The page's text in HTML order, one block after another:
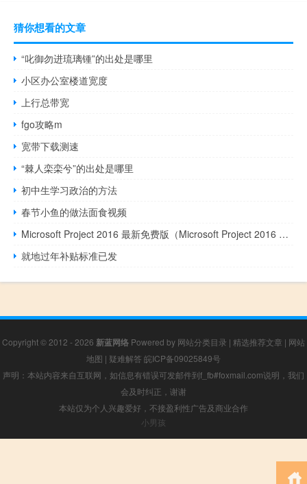
猜你想看的文章
“叱御勿进琉璃锺”的出处是哪里
小区办公室楼道宽度
上行总带宽
fgo攻略m
宽带下载测速
“棘人栾栾兮”的出处是哪里
初中生学习政治的方法
春节小鱼的做法面食视频
Microsoft Project 2016 最新免费版（Microsoft Project 2016 最新免费版功能简介）
就地过年补贴标准已发
Copyright © 2012 - 2026 新蓝网络 Powered by 网站分类目录 | 精选推荐文章 | 网站
地图 | 疑难解答 皖ICP备09025849号
声明：本站内容来自互联网，如信息有错误可发邮件到f_fb#foxmail.com说明，我们
会及时纠正，谢谢
本站仅为个人兴趣爱好，不接盈利性广告及商业合作
小男孩